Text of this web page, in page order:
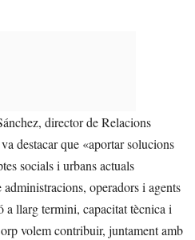
director de Relacions
destacar que «aportar solucions
socials i urbans actuals
operadors i agents
a llarg termini, capacitat tècnica i
volem contribuir, juntament amb